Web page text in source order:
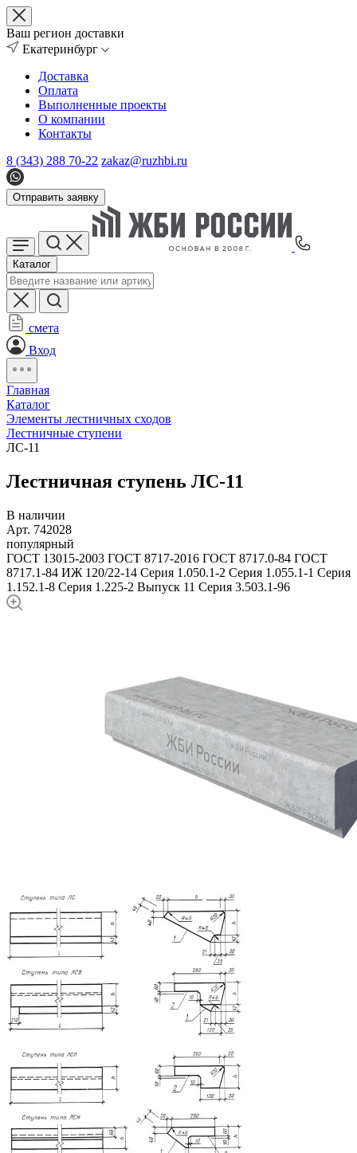
Ваш регион доставки
Екатеринбург
Доставка
Оплата
Выполненные проекты
О компании
Контакты
8 (343) 288 70-22 zakaz@ruzhbi.ru
Отправить заявку
Каталог
смета
Вход
Главная
Каталог
Элементы лестничных сходов
Лестничные ступени
ЛС-11
Лестничная ступень ЛС-11
В наличии
Арт. 742028
популярный
ГОСТ 13015-2003 ГОСТ 8717-2016 ГОСТ 8717.0-84 ГОСТ
8717.1-84 ИЖ 120/22-14 Серия 1.050.1-2 Серия 1.055.1-1 Серия
1.152.1-8 Серия 1.225-2 Выпуск 11 Серия 3.503.1-96